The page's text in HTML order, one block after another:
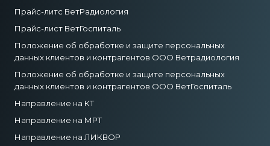
Прайс-литс ВетРадиология
Прайс-лист ВетГоспиталь
Положение об обработке и защите персональных
данных клиентов и контрагентов ООО Ветрадиология
Положение об обработке и защите персональных
данных клиентов и контрагентов ООО ВетГоспиталь
Направление на КТ
Направление на МРТ
Направление на ЛИКВОР